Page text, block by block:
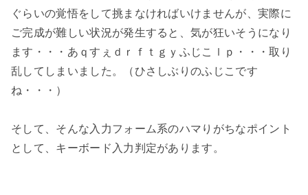
ぐらいの覚悟をして挑まなければいけませんが、実際に
ご完成が難しい状況が発生すると、気が狂いそうになり
ます・・・あｑすぇｄｒｆｔｇｙふじこｌｐ・・・取り
乱してしまいました。（ひさしぶりのふじこです
ね・・・）
そして、そんな入力フォーム系のハマりがちなポイント
として、キーボード入力判定があります。